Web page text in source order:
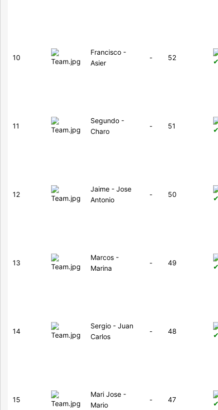
10
Francisco -
Asier
- 52
11
Segundo -
Charo
- 51
12
Jaime - Jose
Antonio
- 50
13
Marcos -
Marina
- 49
14
Sergio - Juan
Carlos
- 48
15
Mari Jose -
Mario
- 47